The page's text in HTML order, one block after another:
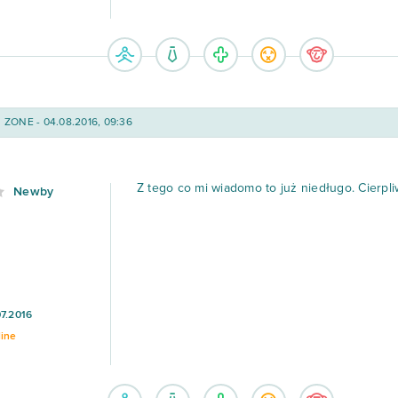
ZONE - 04.08.2016, 09:36
Newby Z tego co mi wiadomo to już niedługo.